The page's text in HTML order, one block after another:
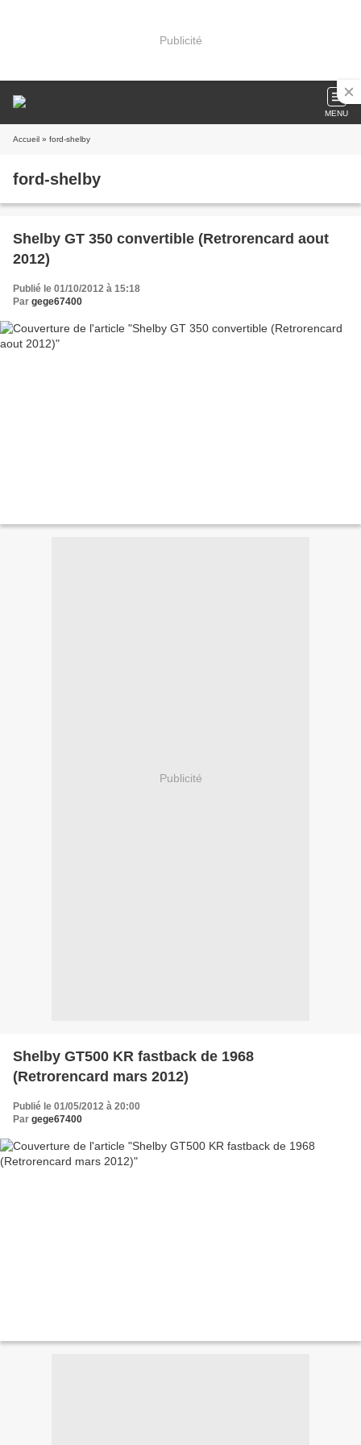
Publicité
MENU
Accueil » ford-shelby
ford-shelby
Shelby GT 350 convertible (Retrorencard aout
2012)
Publié le 01/10/2012 à 15:18
Par gege67400
Publicité
Shelby GT500 KR fastback de 1968
(Retrorencard mars 2012)
Publié le 01/05/2012 à 20:00
Par gege67400